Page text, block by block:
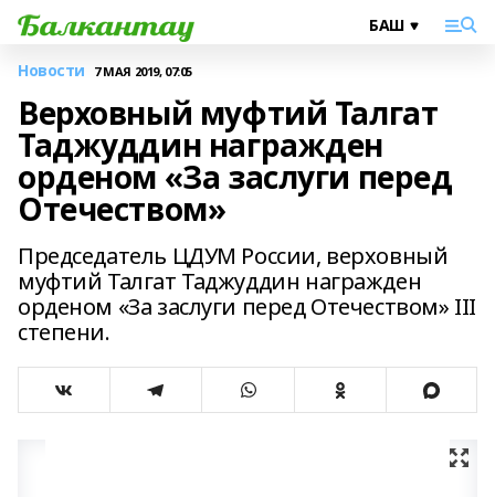
Новости 7 МАЯ 2019, 07:05
Верховный муфтий Талгат
Таджуддин награжден
орденом «За заслуги перед
Отечеством»
Председатель ЦДУМ России, верховный
муфтий Талгат Таджуддин награжден
орденом «За заслуги перед Отечеством» III
степени.